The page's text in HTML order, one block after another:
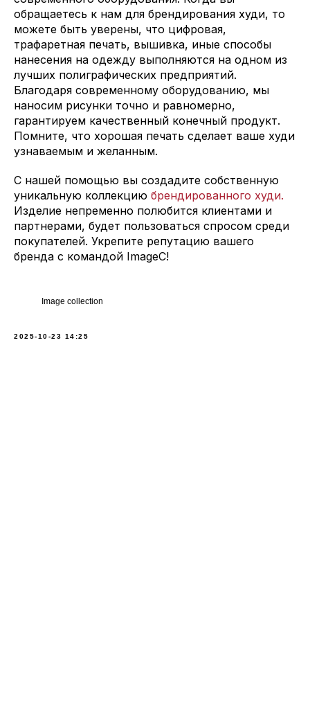
обращаетесь к нам для брендирования худи, то
можете быть уверены, что цифровая,
трафаретная печать, вышивка, иные способы
нанесения на одежду выполняются на одном из
лучших полиграфических предприятий.
Благодаря современному оборудованию, мы
наносим рисунки точно и равномерно,
гарантируем качественный конечный продукт.
Помните, что хорошая печать сделает ваше худи
узнаваемым и желанным.
С нашей помощью вы создадите собственную
уникальную коллекцию брендированного худи.
Изделие непременно полюбится клиентами и
партнерами, будет пользоваться спросом среди
покупателей. Укрепите репутацию вашего
бренда с командой ImageC!
Image collection
2025-10-23 14:25